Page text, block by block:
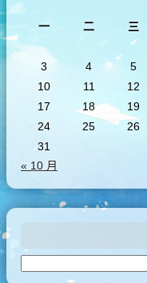
一
二 三
3
4 5
10
11 12
17
18 19
24
25 26
31
« 10 月